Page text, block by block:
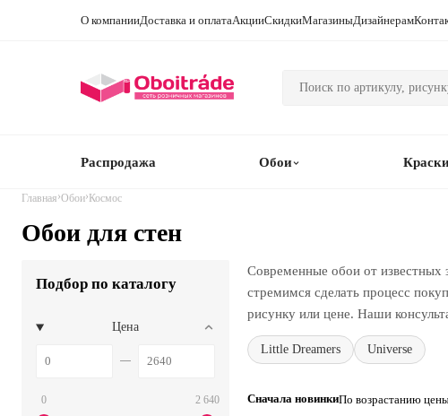
О компанииДоставка и оплатаАкцииСкидкиМагазиныДизайнерам
Распродажа Обои
Главная›Обои›Космос
Обои для стен
Подбор по каталогу
Цена
0 2 640
Современные обои от известных
стремимся сделать процесс
рисунку или цене. Наши
Little Dreamers Universe
Сначала новинкиПо возрастанию